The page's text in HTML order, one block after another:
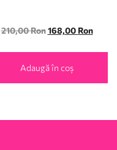
210,00Ron 168,00 Ron
Adaugă în coș